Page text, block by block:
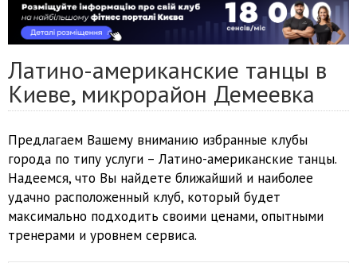
Латино-американские танцы в
Киеве, микрорайон Демеевка
Предлагаем Вашему вниманию избранные клубы
города по типу услуги – Латино-американские танцы.
Надеемся, что Вы найдете ближайший и наиболее
удачно расположенный клуб, который будет
максимально подходить своими ценами, опытными
тренерами и уровнем сервиса.